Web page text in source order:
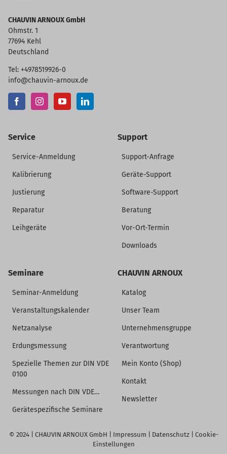
CHAUVIN ARNOUX GmbH
Ohmstr. 1
77694 Kehl
Deutschland
Tel: +4978519926-0
info@chauvin-arnoux.de
Service
Service-Anmeldung
Kalibrierung
Justierung
Reparatur
Leihgeräte
Support
Support-Anfrage
Geräte-Support
Software-Support
Beratung
Vor-Ort-Termin
Downloads
Seminare
Seminar-Anmeldung
Veranstaltungskalender
Netzanalyse
Erdungsmessung
Spezielle Themen zur DIN VDE
0100
Messungen nach DIN VDE…
Gerätespezifische Seminare
CHAUVIN ARNOUX
Katalog
Unser Team
Unternehmensgruppe
Verantwortung
Mein Konto (Shop)
Kontakt
Newsletter
© 2024 | CHAUVIN ARNOUX GmbH Impressum Datenschutz| Cookie-
Einstellungen